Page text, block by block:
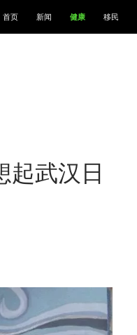
首页
新闻 健康 移民
起武汉日